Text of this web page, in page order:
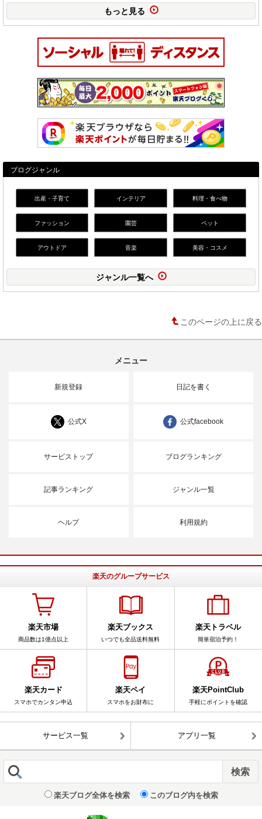
もっと見る
ブログジャンル
出産・子育て インテリア 料理・食べ物
ファッション 園芸 ペット
アウトドア 音楽 美容・コスメ
ジャンル一覧へ
このページの上に戻る
メニュー
新規登録 日記を書く
公式X 公式facebook
サービストップ ブログランキング
記事ランキング ジャンル一覧
ヘルプ 利用規約
楽天のグループサービス
楽天市場
商品数は1億点以上
楽天ブックス
いつでも全品送料無料
楽天トラベル
簡単宿泊予約！
楽天カード
スマホでカンタン申込
楽天ペイ
スマホをお財布に
楽天PointClub
手軽にポイントを確認
サービス一覧 アプリ一覧
楽天ブログ全体を検索 このブログ内を検索